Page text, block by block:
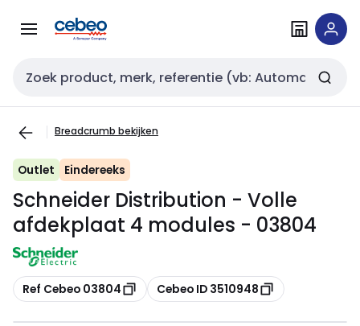
naar
naar
Zoekveld invoer
Breadcrumb bekijken
Outlet Eindereeks
Schneider Distribution - Volle
afdekplaat 4 modules - 03804
Kopiëren
Ref Cebeo 03804 Kopiëren
Cebeo ID 3510948